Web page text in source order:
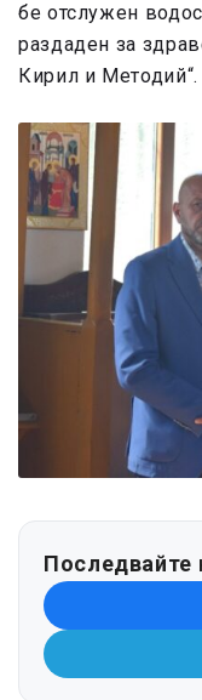
бе отслужен
раздаден за
Кирил и Методий“.
Последвайте